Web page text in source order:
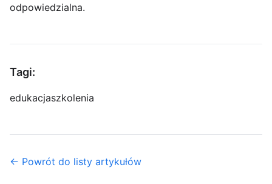
odpowiedzialna.
Tagi:
edukacjaszkolenia
← Powrót do listy artykułów